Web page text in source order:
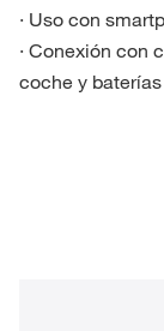
· Uso con
· Conexión con
coche y